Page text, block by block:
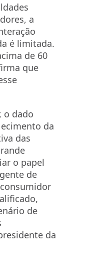
a
é limitada.
de 60
que
o dado
da
das
o papel
de
de
da